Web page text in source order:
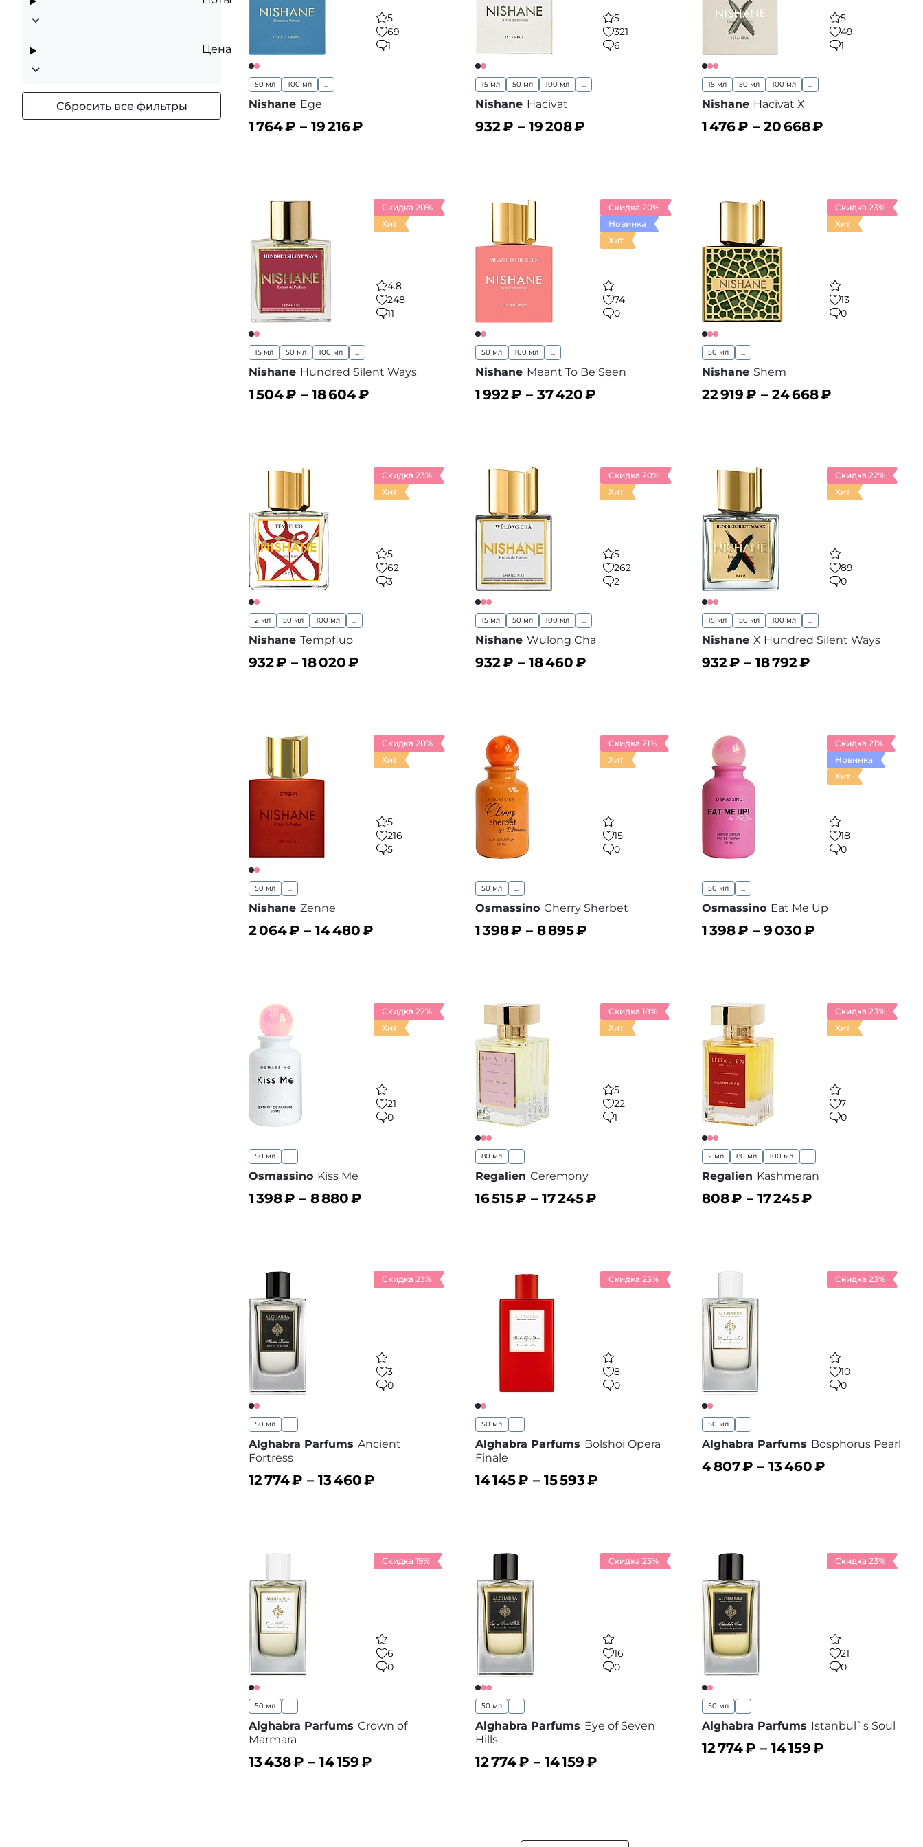
Цена
Сбросить все фильтры
5
69
1
50 мл 100 мл ...
Nishane Ege
1 764₽ – 19 216₽
5
321
6
15 мл 50 мл 100 мл ...
Nishane Hacivat
932₽ – 19 208₽
5
49
1
15 мл 50 мл 100 мл ...
Nishane Hacivat X
1 476₽ – 20 668₽
Скидка 20%
Хит
4.8
248
11
15 мл 50 мл 100 мл ...
Nishane Hundred Silent Ways
1 504₽ – 18 604₽
Скидка 20%
Новинка
Хит
74
0
50 мл 100 мл ...
Nishane Meant To Be Seen
1 992₽ – 37 420₽
Скидка 23%
Хит
13
0
50 мл ...
Nishane Shem
22 919₽ – 24 668₽
Скидка 23%
Хит
5
62
3
2 мл 50 мл 100 мл ...
Nishane Tempfluo
932₽ – 18 020₽
Скидка 20%
Хит
5
262
2
15 мл 50 мл 100 мл ...
Nishane Wulong Cha
932₽ – 18 460₽
Скидка 22%
Хит
89
0
15 мл 50 мл 100 мл ...
Nishane X Hundred Silent Ways
932₽ – 18 792₽
Скидка 20%
Хит
5
216
5
50 мл ...
Nishane Zenne
2 064₽ – 14 480₽
Скидка 21%
Хит
15
0
50 мл ...
Osmassino Cherry Sherbet
1 398₽ – 8 895₽
Скидка 21%
Новинка
Хит
18
0
50 мл ...
Osmassino Eat Me Up
1 398₽ – 9 030₽
Скидка 22%
Хит
21
0
50 мл ...
Osmassino Kiss Me
1 398₽ – 8 880₽
Скидка 18%
Хит
5
22
1
80 мл ...
Regalien Ceremony
16 515₽ – 17 245₽
Скидка 23%
Хит
7
0
2 мл 80 мл 100 мл ...
Regalien Kashmeran
808₽ – 17 245₽
Скидка 23%
3
0
50 мл ...
Alghabra Parfums Ancient
Fortress
12 774₽ – 13 460₽
Скидка 23%
8
0
50 мл ...
Alghabra Parfums Bolshoi Opera
Finale
14 145₽ – 15 593₽
Скидка 23%
10
0
50 мл ...
Alghabra Parfums Bosphorus Pearl
4 807₽ – 13 460₽
Скидка 19%
6
0
50 мл ...
Alghabra Parfums Crown of
Marmara
13 438₽ – 14 159₽
Скидка 23%
16
0
50 мл ...
Alghabra Parfums Eye of Seven
Hills
12 774₽ – 14 159₽
Скидка 23%
21
0
50 мл ...
Alghabra Parfums Istanbul`s Soul
12 774₽ – 14 159₽